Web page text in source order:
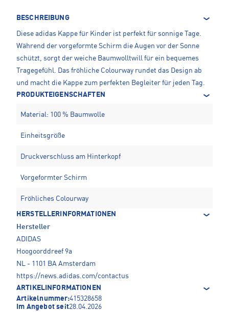
BESCHREIBUNG
Diese adidas Kappe für Kinder ist perfekt für sonnige Tage.
Während der vorgeformte Schirm die Augen vor der Sonne
schützt, sorgt der weiche Baumwolltwill für ein bequemes
Tragegefühl. Das fröhliche Colourway rundet das Design ab
und macht die Kappe zum perfekten Begleiter für jeden Tag.
PRODUKTEIGENSCHAFTEN
Material: 100 % Baumwolle
Einheitsgröße
Druckverschluss am Hinterkopf
Vorgeformter Schirm
Fröhliches Colourway
HERSTELLERINFORMATIONEN
Hersteller
ADIDAS
Hoogoorddreef 9a
NL - 1101 BA Amsterdam
https://news.adidas.com/contactus
ARTIKELINFORMATIONEN
Artikelnummer:415328658
Im Angebot seit28.04.2026